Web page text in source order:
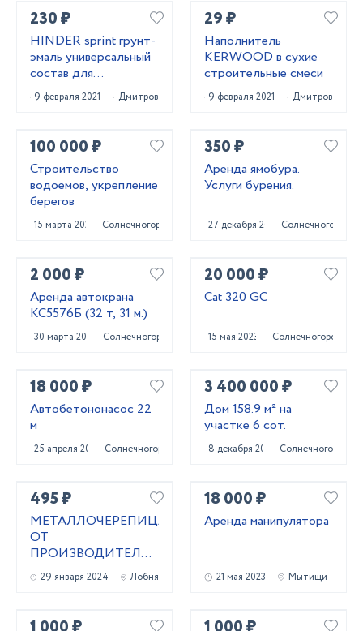
230 ₽
HINDER sprint грунт-
эмаль универсальный
состав для
восстановления
внешнего вида
9 февраля 2021 Дмитров
29 ₽
Наполнитель
KERWOOD в сухие
строительные смеси
9 февраля 2021 Дмитров
100 000 ₽
Строительство
водоемов, укрепление
берегов
15 марта 2022 Солнечногорск
350 ₽
Аренда ямобура.
Услуги бурения.
27 декабря 2020 Солнечногорск
2 000 ₽
Аренда автокрана
КС5576Б (32 т, 31 м.)
30 марта 2022 Солнечногорск
20 000 ₽
Cat 320 GC
15 мая 2023 Солнечногорск
18 000 ₽
Автобетононасос 22
м
25 апреля 2023 Солнечногорск
3 400 000 ₽
Дом 158.9 м² на
участке 6 сот.
8 декабря 2020 Солнечногорск
495 ₽
МЕТАЛЛОЧЕРЕПИЦА
ОТ
ПРОИЗВОДИТЕЛЯ,
СЕРТИФИЦИРОВАНА
ПО ГОСТ 2024Г.
ВОДОСТОК И
29 января 2024 Лобня
18 000 ₽
Аренда манипулятора
21 мая 2023 Мытищи